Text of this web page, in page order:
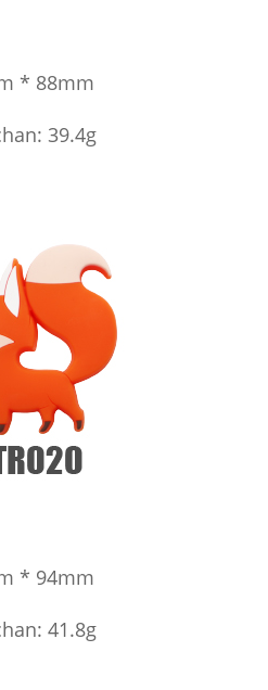
* 88mm
39.4g
* 94mm
41.8g